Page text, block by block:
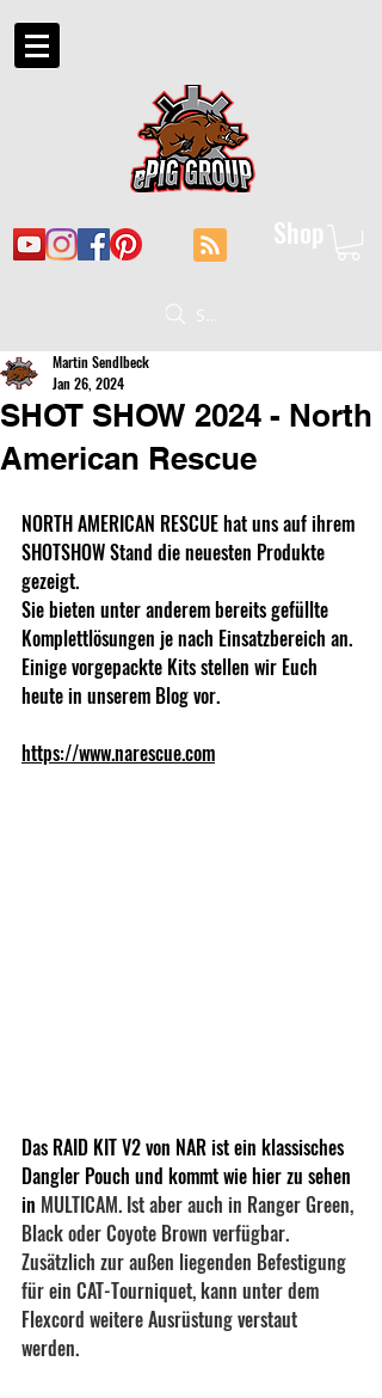
Shop
Suche
SHOT SHOW 2024 - North
American Rescue
Martin Sendlbeck
Jan 26, 2024
NORTH AMERICAN RESCUE hat uns auf ihrem
SHOTSHOW Stand die neuesten Produkte
gezeigt.
Sie bieten unter anderem bereits gefüllte
Komplettlösungen je nach Einsatzbereich an.
Einige vorgepackte Kits stellen wir Euch
heute in unserem Blog vor.
https://www.narescue.com
Das RAID KIT V2 von NAR ist ein klassisches
Dangler Pouch und kommt wie hier zu sehen
in MULTICAM. Ist aber auch in Ranger Green,
Black oder Coyote Brown verfügbar.
Zusätzlich zur außen liegenden Befestigung
für ein CAT-Tourniquet, kann unter dem
Flexcord weitere Ausrüstung verstaut
werden.